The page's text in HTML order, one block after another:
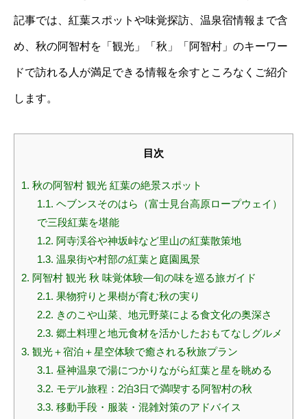
記事では、紅葉スポットや味覚探訪、温泉宿情報まで含
め、秋の阿智村を「観光」「秋」「阿智村」のキーワー
ドで訪れる人が満足できる情報を余すところなくご紹介
します。
目次
1. 秋の阿智村 観光 紅葉の絶景スポット
1.1. ヘブンスそのはら（富士見台高原ロープウェイ）
で三段紅葉を堪能
1.2. 阿寺渓谷や神坂峠など里山の紅葉散策地
1.3. 温泉街や村部の紅葉と庭園風景
2. 阿智村 観光 秋 味覚体験―旬の味を巡る旅ガイド
2.1. 果物狩りと果樹が育む秋の実り
2.2. きのこや山菜、地元野菜による食文化の奥深さ
2.3. 郷土料理と地元食材を活かしたおもてなしグルメ
3. 観光＋宿泊＋星空体験で癒される秋旅プラン
3.1. 昼神温泉で湯につかりながら紅葉と星を眺める
3.2. モデル旅程：2泊3日で満喫する阿智村の秋
3.3. 移動手段・服装・混雑対策のアドバイス